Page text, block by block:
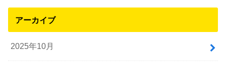
アーカイブ
2025年10月